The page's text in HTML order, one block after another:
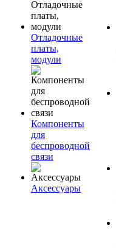
Отладочные
платы,
модули
Компоненты
для
беспроводной
связи
Аксессуары